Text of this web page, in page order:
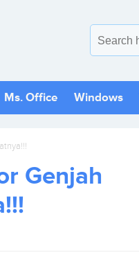
Ms. Office Windows
Genjah